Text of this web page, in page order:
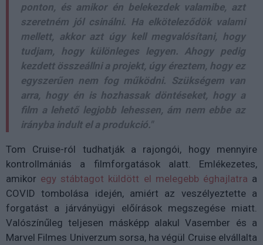
ponton, és amikor én belekezdek valamibe, azt
szeretném jól csinálni. Ha elköteleződök valami
mellett, akkor azt úgy kell megvalósítani, hogy
tudjam, hogy különleges legyen. Ahogy pedig
kezdett összeállni a projekt, úgy éreztem, hogy ez
egyszerűen nem fog működni. Szükségem van
arra, hogy én is hozhassak döntéseket, hogy a
film a lehető legjobb lehessen, ám nem ebbe az
irányba indult el a produkció."
Tom Cruise-ról tudhatják a rajongói, hogy mennyire
kontrollmániás a filmforgatások alatt. Emlékezetes,
amikor egy stábtagot küldött el melegebb éghajlatra a
COVID tombolása idején, amiért az veszélyeztette a
forgatást a járványügyi előírások megszegése miatt.
Valószínűleg teljesen másképp alakul Vasember és a
Marvel Filmes Univerzum sorsa, ha végül Cruise elvállalta